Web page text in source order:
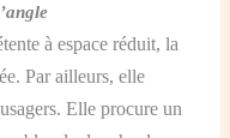
à espace réduit, la
Par ailleurs, elle
Elle procure un